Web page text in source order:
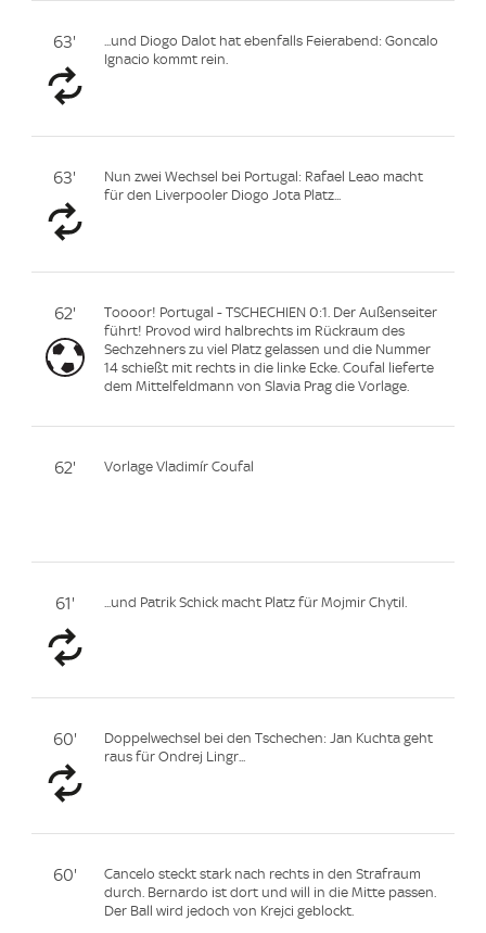
63'
...und Diogo Dalot hat ebenfalls Feierabend: Goncalo
Ignacio kommt rein.
63'
Nun zwei Wechsel bei Portugal: Rafael Leao macht
für den Liverpooler Diogo Jota Platz...
62'
Toooor! Portugal - TSCHECHIEN 0:1. Der Außenseiter
führt! Provod wird halbrechts im Rückraum des
Sechzehners zu viel Platz gelassen und die Nummer
14 schießt mit rechts in die linke Ecke. Coufal lieferte
dem Mittelfeldmann von Slavia Prag die Vorlage.
62' Vorlage Vladimír Coufal
61' ...und Patrik Schick macht Platz für Mojmir Chytil.
60'
Doppelwechsel bei den Tschechen: Jan Kuchta geht
raus für Ondrej Lingr...
60'
Cancelo steckt stark nach rechts in den Strafraum
durch. Bernardo ist dort und will in die Mitte passen.
Der Ball wird jedoch von Krejci geblockt.